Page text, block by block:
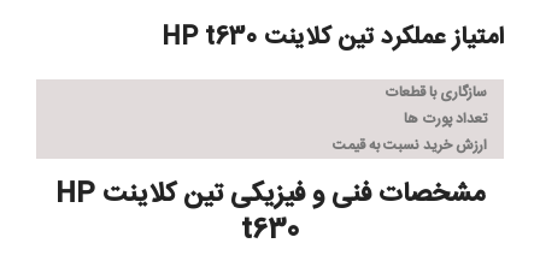
امتیاز عملکرد تین کلاینت HP t630
سازگاری با قطعات
تعداد پورت ها
ارزش خرید نسبت به قیمت
مشخصات فنی و فیزیکی تین کلاینت HP
t630